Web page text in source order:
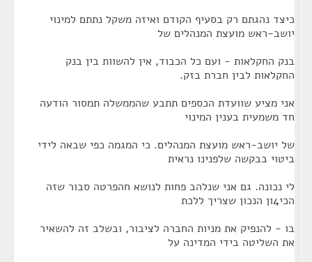
כיצד נהגתם רק בסעיף הקודם ואיזה משקל נתתם למינוי
יושב-ראש מועצת המנהלים של
בנק החקלאות - ועם כל הכבוד, אין להשוות בין בנק
החקלאות לבין חברת בזק.
אני מציע שוועדת הכספים תתבע שהממשלה תמסור הודעה
חד משמעית בענין המינוי
של יושב-ראש מועצת המנהלים. כי המגמה כפי שבאה לידי
ביטוי בבקשה שלפנינו נראית
לי נכונה. גם אני שנלהב פחות לנושא חהפרטה סבור שזה
הכי4ון הנכון שצריך ללכת
בו - להנפיק את מניות החברה לציבור, ובשלב זה להשאיר
את השליטה בידי המדינה על